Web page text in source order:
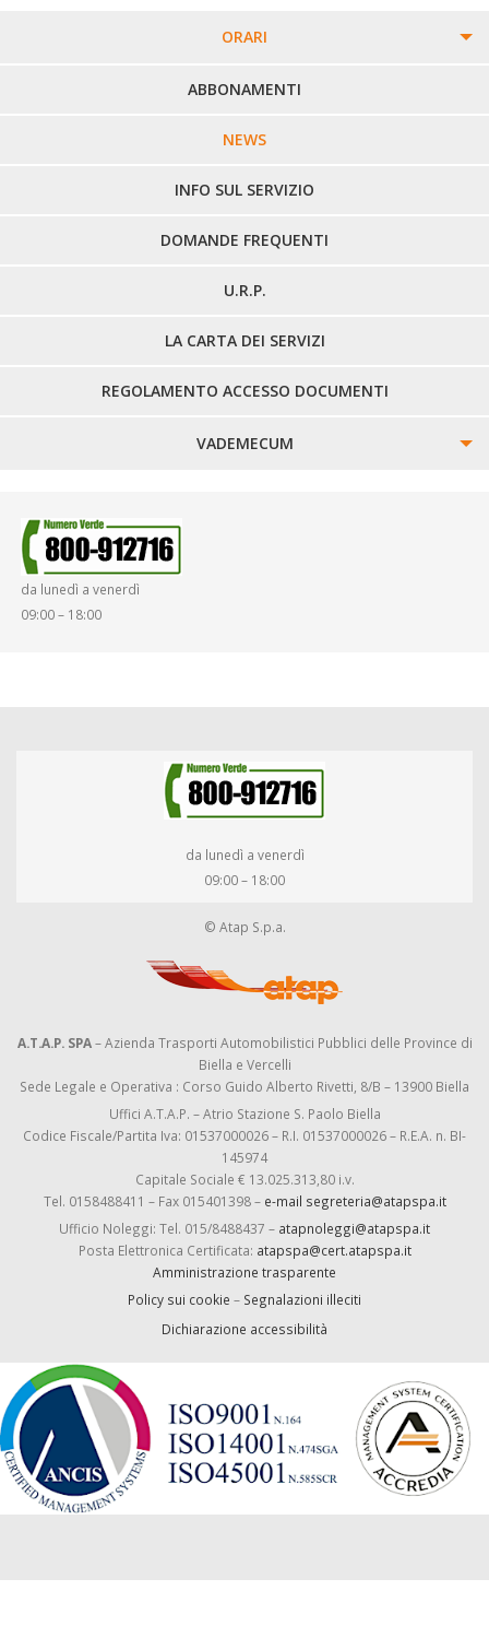
ORARI
PERCORSI URBANI IN BIELLA
LINEE URBANE VERCELLI
LINEE EXTRAURBANE
ABBONAMENTI
NEWS
INFO SUL SERVIZIO
DOMANDE FREQUENTI
U.R.P.
LA CARTA DEI SERVIZI
REGOLAMENTO ACCESSO DOCUMENTI
VADEMECUM
SMARRIMENTO OGGETTI
da lunedì a venerdì
09:00 – 18:00
da lunedì a venerdì
09:00 – 18:00
© Atap S.p.a.
A.T.A.P. SPA– Azienda Trasporti Automobilistici Pubblici delle Province di
Biella e Vercelli
Sede Legale e Operativa : Corso Guido Alberto Rivetti, 8/B – 13900 Biella
Uffici A.T.A.P. – Atrio Stazione S. Paolo Biella
Codice Fiscale/Partita Iva: 01537000026 – R.I. 01537000026 – R.E.A. n. BI-
145974
Capitale Sociale € 13.025.313,80 i.v.
Tel. 0158488411 – Fax 015401398 – e-mail segreteria@atapspa.it
Ufficio Noleggi: Tel. 015/8488437 – atapnoleggi@atapspa.it
Posta Elettronica Certificata: atapspa@cert.atapspa.it
Amministrazione trasparente
Policy sui cookie – Segnalazioni illeciti
Dichiarazione accessibilità